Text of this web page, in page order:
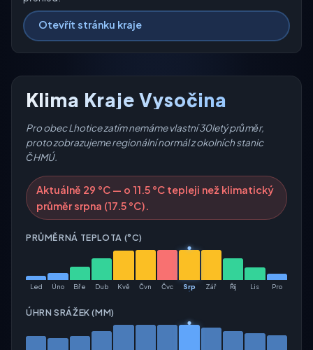
Otevřít stránku kraje
Klima Kraje Vysočina
Pro obec Lhotice zatím nemáme vlastní 30letý průměr,
proto zobrazujeme regionální normál z okolních stanic
ČHMÚ.
Aktuálně 29 °C — o 11.5 °C tepleji než klimatický
průměr srpna (17.5 °C).
PRŮMĚRNÁ TEPLOTA (°C)
Led Úno Bře Dub Kvě Čvn Čvc Srp Zář Říj Lis Pro
ÚHRN SRÁŽEK (MM)